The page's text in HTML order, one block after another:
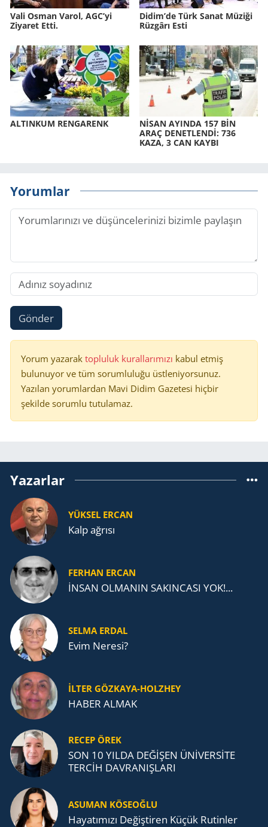
Vali Osman Varol, AGC’yi
Ziyaret Etti.
Didim’de Türk Sanat Mü­zi­ği
Rüz­gâ­rı Esti
AL­TIN­KUM REN­GA­RENK
NİSAN AYIN­DA 157 BİN
ARAÇ DE­NET­LENDİ: 736
KAZA, 3 CAN KAYBI
Yorumlar
Gönder
Yorum yazarak topluluk kurallarımızı kabul etmiş
bulunuyor ve tüm sorumluluğu üstleniyorsunuz.
Yazılan yorumlardan Mavi Didim Gazetesi hiçbir
şekilde sorumlu tutulamaz.
Yazarlar
YÜKSEL ERCAN
Kalp ağrısı
FERHAN ERCAN
İNSAN OLMANIN SAKINCASI YOK!...
SELMA ERDAL
Evim Neresi?
İLTER GÖZKAYA-HOLZHEY
HABER ALMAK
RECEP ÖREK
SON 10 YILDA DEĞİŞEN ÜNİVERSİTE
TERCİH DAVRANIŞLARI
ASUMAN KÖSEOĞLU
Ha­ya­tı­mı­zı De­ğiş­ti­ren Küçük Ru­tin­ler